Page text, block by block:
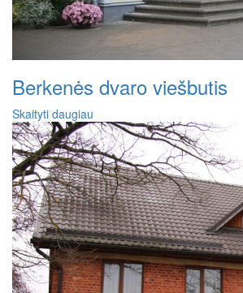
Berkenės dvaro viešbutis
Skaityti daugiau